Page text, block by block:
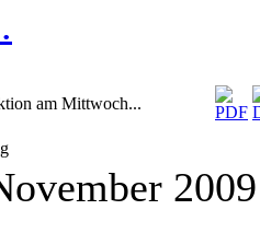
am Mittwoch...